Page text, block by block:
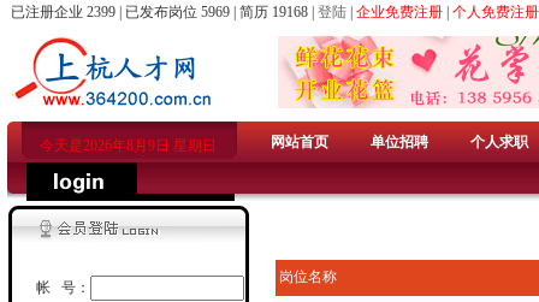
已注册企业 2399 | 已发布岗位 5969 | 简历 19168 | 登陆 企业免费注册 个人免费注册
今天是2026年8月9日 星期日 网站首页 单位招聘 个人求职
帐 号：
岗位名称